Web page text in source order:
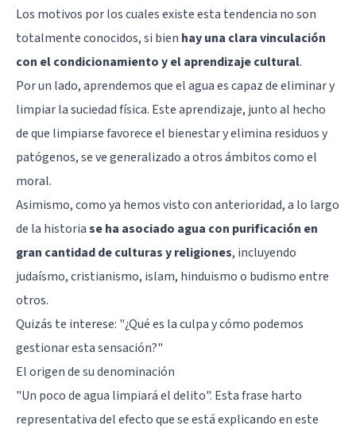
Los motivos por los cuales existe esta tendencia no son
totalmente conocidos, si bien hay una clara vinculación
con el condicionamiento y el aprendizaje cultural.
Por un lado, aprendemos que el agua es capaz de eliminar y
limpiar la suciedad física. Este aprendizaje, junto al hecho
de que limpiarse favorece el bienestar y elimina residuos y
patógenos, se ve generalizado a otros ámbitos como el
moral.
Asimismo, como ya hemos visto con anterioridad, a lo largo
de la historiase ha asociado agua con purificación en
gran cantidad de culturas y religiones, incluyendo
judaísmo, cristianismo, islam, hinduismo o budismo entre
otros.
Quizás te interese: "¿Qué es la culpa y cómo podemos
gestionar esta sensación?"
El origen de su denominación
"Un poco de agua limpiará el delito". Esta frase harto
representativa del efecto que se está explicando en este